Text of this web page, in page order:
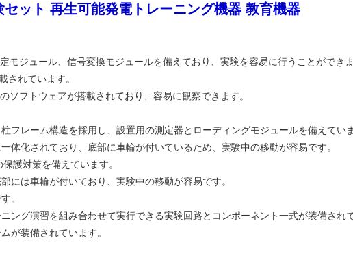
ット 再生可能発電トレーニング機器 教育機器
モジュール、信号変換モジュールを備えており、実験を容易に行うことができ
されています。
フトウェアが搭載されており、容易に観察できます。
フレーム構造を採用し、設置用の測定器とローディングモジュールを備えていま
体化されており、底部に車輪が付いているため、実験中の移動が容易です。
護対策を備えています。
には車輪が付いており、実験中の移動が容易です。
。
ング演習を組み合わせて実行できる実験回路とコンポーネント一式が装備されて
が装備されています。